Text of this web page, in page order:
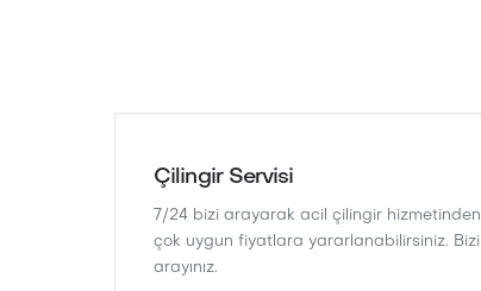
Çilingir Servisi
7/24 bizi arayarak acil çilingir hizmetinden
çok uygun fiyatlara yararlanabilirsiniz. Bizi
arayınız.